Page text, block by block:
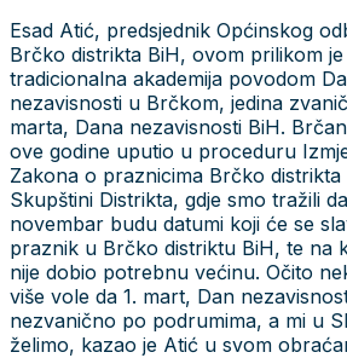
Esad Atić, predsjednik Općinskog
Brčko distrikta BiH, ovom prilikom je
tradicionalna akademija povodom
nezavisnosti u Brčkom, jedina
marta, Dana nezavisnosti BiH.
ove godine uputio u proceduru
Zakona o praznicima Brčko distrikta
Skupštini Distrikta, gdje smo tražili
novembar budu datumi koji će se
praznik u Brčko distriktu BiH, te na
nije dobio potrebnu većinu. Očito
više vole da 1. mart, Dan
nezvanično po podrumima, a mi u
želimo, kazao je Atić u svom